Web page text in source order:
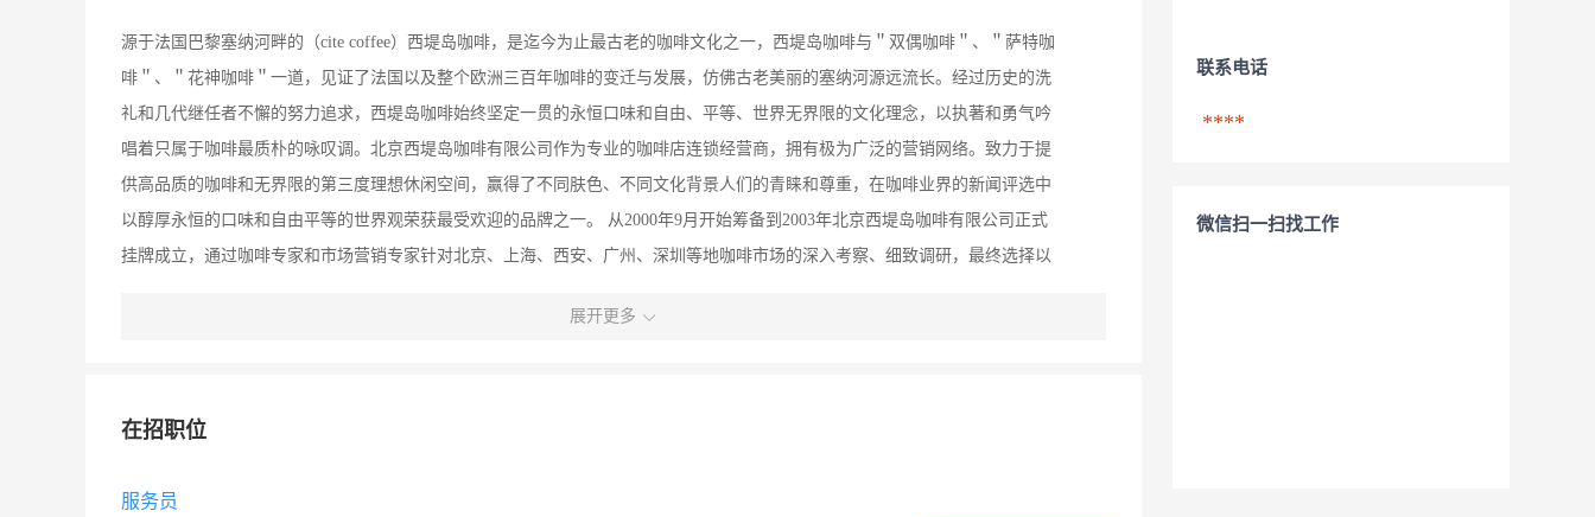
源于法国巴黎塞纳河畔的（cite coffee）西堤岛咖啡，是迄今为止最古老的咖啡文化之一，西堤岛咖啡与＂双偶咖啡＂、＂萨特咖
啡＂、＂花神咖啡＂一道，见证了法国以及整个欧洲三百年咖啡的变迁与发展，仿佛古老美丽的塞纳河源远流长。经过历史的洗
礼和几代继任者不懈的努力追求，西堤岛咖啡始终坚定一贯的永恒口味和自由、平等、世界无界限的文化理念，以执著和勇气吟
唱着只属于咖啡最质朴的咏叹调。北京西堤岛咖啡有限公司作为专业的咖啡店连锁经营商，拥有极为广泛的营销网络。致力于提
供高品质的咖啡和无界限的第三度理想休闲空间，赢得了不同肤色、不同文化背景人们的青睐和尊重，在咖啡业界的新闻评选中
以醇厚永恒的口味和自由平等的世界观荣获最受欢迎的品牌之一。 从2000年9月开始筹备到2003年北京西堤岛咖啡有限公司正式
挂牌成立，通过咖啡专家和市场营销专家针对北京、上海、西安、广州、深圳等地咖啡市场的深入考察、细致调研，最终选择以
咖啡、纯正新鲜烤制的各式糕点以及纯正可口的西式简餐。经过对纯正法式经典与东方传统文化的系统整合，西堤岛咖啡已经成
学管理手段对中国市场进行全新的系统整合，打造包括产品、品牌、资金、管理、渠道和规则等在内的核心竞争力，以科学的赢
现代企业形象出现在中国市场的大舞台上。2006年，作为西堤岛咖啡品牌建设年，西堤岛咖啡准确地运用了品牌战术和战略，率
展开更多
在招职位
服务员
联系电话
****
微信扫一扫找工作